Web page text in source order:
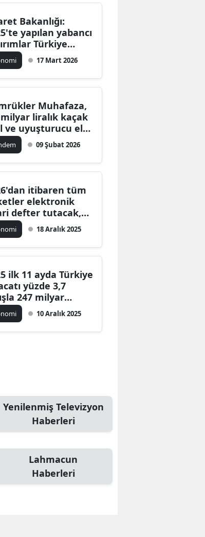
Bakanlığı:
yapılan yabancı
Türkiye
yüzde
karşılıyor
17 Mart 2026
Muhafaza,
liralık kaçak
ve uyuşturucu ele
09 Şubat 2026
itibaren tüm
elektronik
defter tutacak,
zorunlu olacak
18 Aralık 2025
ilk 11 ayda Türkiye
yüzde 3,7
247 milyar
ulaştı10 Aralık 2025
Yenilenmiş Televizyon
Haberleri
Lahmacun
Haberleri